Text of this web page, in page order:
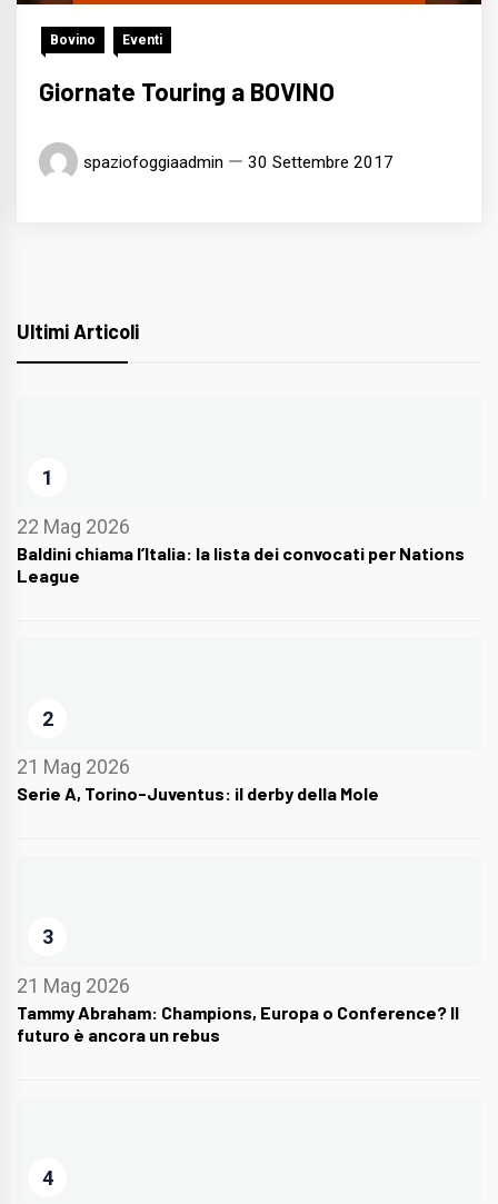
Bovino Eventi
Giornate Touring a BOVINO
spaziofoggiaadmin 30 Settembre 2017
Ultimi Articoli
1
22 Mag 2026
Baldini chiama l’Italia: la lista dei convocati per Nations
League
2
21 Mag 2026
Serie A, Torino-Juventus: il derby della Mole
3
21 Mag 2026
Tammy Abraham: Champions, Europa o Conference? Il
futuro è ancora un rebus
4